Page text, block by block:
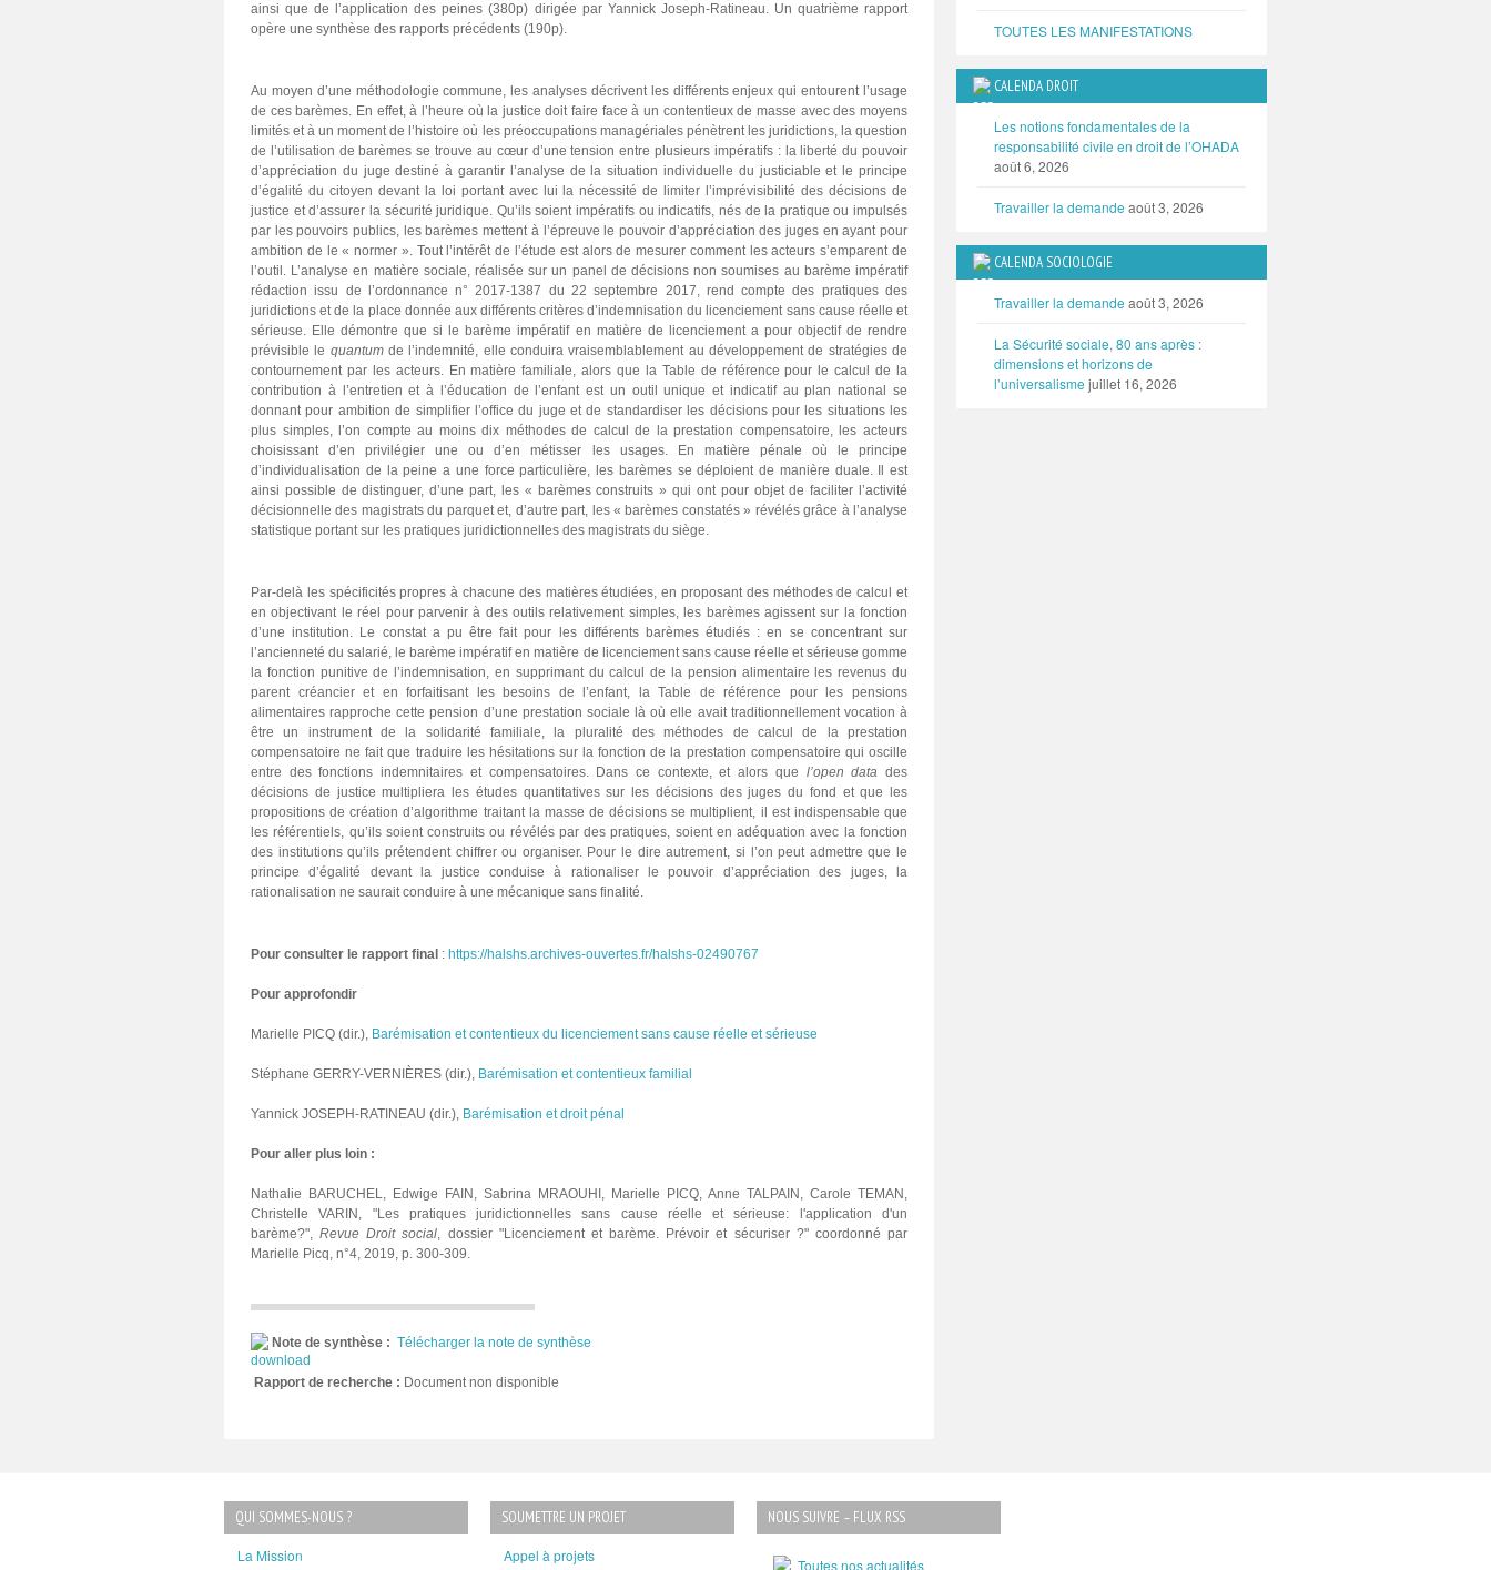
ainsi que de l’application des peines (380p) dirigée par Yannick Joseph-Ratineau. Un quatrième rapport
opère une synthèse des rapports précédents (190p).
Au moyen d’une méthodologie commune, les analyses décrivent les différents enjeux qui entourent l’usage
de ces barèmes. En effet, à l’heure où la justice doit faire face à un contentieux de masse avec des moyens
limités et à un moment de l’histoire où les préoccupations managériales pénètrent les juridictions, la question
de l’utilisation de barèmes se trouve au cœur d’une tension entre plusieurs impératifs : la liberté du pouvoir
d’appréciation du juge destiné à garantir l’analyse de la situation individuelle du justiciable et le principe
d’égalité du citoyen devant la loi portant avec lui la nécessité de limiter l’imprévisibilité des décisions de
justice et d’assurer la sécurité juridique. Qu’ils soient impératifs ou indicatifs, nés de la pratique ou impulsés
par les pouvoirs publics, les barèmes mettent à l’épreuve le pouvoir d’appréciation des juges en ayant pour
ambition de le « normer ». Tout l’intérêt de l’étude est alors de mesurer comment les acteurs s’emparent de
l’outil. L’analyse en matière sociale, réalisée sur un panel de décisions non soumises au barème impératif
rédaction issu de l’ordonnance n° 2017-1387 du 22 septembre 2017, rend compte des pratiques des
juridictions et de la place donnée aux différents critères d’indemnisation du licenciement sans cause réelle et
sérieuse. Elle démontre que si le barème impératif en matière de licenciement a pour objectif de rendre
prévisible le quantumde l’indemnité, elle conduira vraisemblablement au développement de stratégies de
contournement par les acteurs. En matière familiale, alors que la Table de référence pour le calcul de la
contribution à l’entretien et à l’éducation de l’enfant est un outil unique et indicatif au plan national se
donnant pour ambition de simplifier l’office du juge et de standardiser les décisions pour les situations les
plus simples, l’on compte au moins dix méthodes de calcul de la prestation compensatoire, les acteurs
choisissant d’en privilégier une ou d’en métisser les usages. En matière pénale où le principe
d’individualisation de la peine a une force particulière, les barèmes se déploient de manière duale. Il est
ainsi possible de distinguer, d’une part, les « barèmes construits » qui ont pour objet de faciliter l’activité
décisionnelle des magistrats du parquet et, d’autre part, les « barèmes constatés » révélés grâce à l’analyse
statistique portant sur les pratiques juridictionnelles des magistrats du siège.
Par-delà les spécificités propres à chacune des matières étudiées, en proposant des méthodes de calcul et
en objectivant le réel pour parvenir à des outils relativement simples, les barèmes agissent sur la fonction
d’une institution. Le constat a pu être fait pour les différents barèmes étudiés : en se concentrant sur
l’ancienneté du salarié, le barème impératif en matière de licenciement sans cause réelle et sérieuse gomme
la fonction punitive de l’indemnisation, en supprimant du calcul de la pension alimentaire les revenus du
parent créancier et en forfaitisant les besoins de l’enfant, la Table de référence pour les pensions
alimentaires rapproche cette pension d’une prestation sociale là où elle avait traditionnellement vocation à
être un instrument de la solidarité familiale, la pluralité des méthodes de calcul de la prestation
compensatoire ne fait que traduire les hésitations sur la fonction de la prestation compensatoire qui oscille
entre des fonctions indemnitaires et compensatoires. Dans ce contexte, et alors que l’open data des
décisions de justice multipliera les études quantitatives sur les décisions des juges du fond et que les
propositions de création d’algorithme traitant la masse de décisions se multiplient, il est indispensable que
les référentiels, qu’ils soient construits ou révélés par des pratiques, soient en adéquation avec la fonction
des institutions qu’ils prétendent chiffrer ou organiser. Pour le dire autrement, si l’on peut admettre que le
principe d’égalité devant la justice conduise à rationaliser le pouvoir d’appréciation des juges, la
rationalisation ne saurait conduire à une mécanique sans finalité.
Pour consulter le rapport final : https://halshs.archives-ouvertes.fr/halshs-02490767
Pour approfondir
Marielle PICQ (dir.), Barémisation et contentieux du licenciement sans cause réelle et sérieuse
Stéphane GERRY-VERNIÈRES (dir.), Barémisation et contentieux familial
Yannick JOSEPH-RATINEAU (dir.), Barémisation et droit pénal
Pour aller plus loin :
Nathalie BARUCHEL, Edwige FAIN, Sabrina MRAOUHI, Marielle PICQ, Anne TALPAIN, Carole TEMAN,
Christelle VARIN, "Les pratiques juridictionnelles sans cause réelle et sérieuse: l'application d'un
barème?",Revue Droit social, dossier "Licenciement et barème. Prévoir et sécuriser ?" coordonné par
Marielle Picq, n°4, 2019, p. 300-309.
Note de synthèse : Télécharger la note de synthèse
Rapport de recherche : Document non disponible
TOUTES LES MANIFESTATIONS
CALENDA DROIT
Les notions fondamentales de la
responsabilité civile en droit de l’OHADA
août 6, 2026
Travailler la demande août 3, 2026
CALENDA SOCIOLOGIE
Travailler la demande août 3, 2026
La Sécurité sociale, 80 ans après :
dimensions et horizons de
l’universalisme juillet 16, 2026
QUI SOMMES-NOUS ?
La Mission
SOUMETTRE UN PROJET
Appel à projets
NOUS SUIVRE – FLUX RSS
Toutes nos actualités